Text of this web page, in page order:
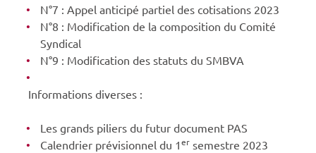
N°7 : Appel anticipé partiel des cotisations 2023
N°8 : Modification de la composition du Comité
Syndical
N°9 : Modification des statuts du SMBVA
Informations diverses :
Les grands piliers du futur document PAS
Calendrier prévisionnel du 1er semestre 2023